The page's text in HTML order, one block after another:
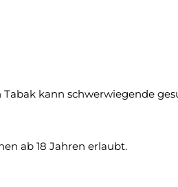
kann schwerwiegende
ab 18 Jahren erlaubt.